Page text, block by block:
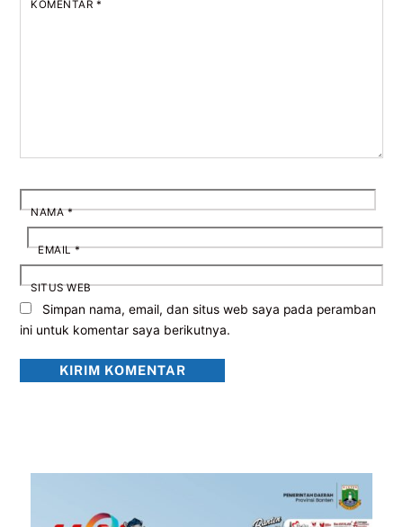
KOMENTAR *
NAMA*
EMAIL*
SITUS WEB
Simpan nama, email, dan situs web saya pada peramban
ini untuk komentar saya berikutnya.